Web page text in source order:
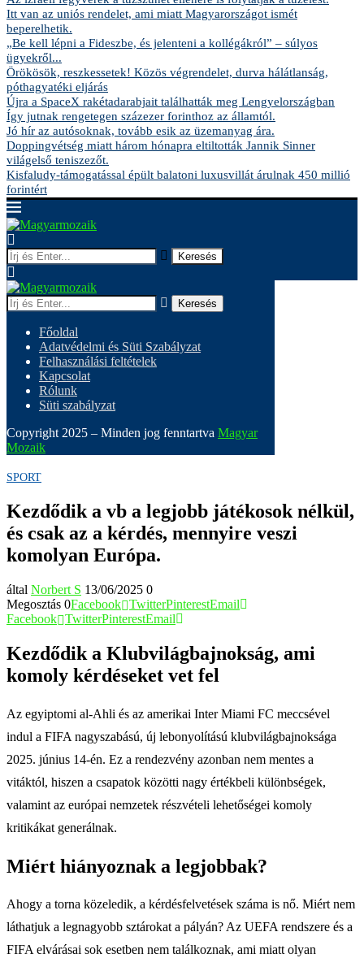
Itt van az uniós rendelet, ami miatt Magyarországot ismét
beperelhetik.
„Be kell lépni a Fideszbe, és jelenteni a kollégákról” – súlyos
ügyekről...
Örökösök, reszkessetek! Közös végrendelet, durva hálátlanság,
póthagyatéki eljárás
Újra a SpaceX rakétadarabjait találhatták meg Lengyelországban
Így jutnak rengetegen százezer forinthoz az államtól.
Jó hír az autósoknak, tovább esik az üzemanyag ára.
Doppingvétség miatt három hónapra eltiltották Jannik Sinner
világelső teniszezőt.
Kisfaludy-támogatással épült balatoni luxusvillát árulnak 450 millió
forintért
Keresés
Keresés
Főoldal
Adatvédelmi és Süti Szabályzat
Felhasználási feltételek
Kapcsolat
Rólunk
Süti szabályzat
Copyright 2025 – Minden jog fenntartva Magyar
Mozaik
SPORT
Kezdődik a vb a legjobb játékosok nélkül,
és csak az a kérdés, mennyire veszi
komolyan Európa.
által Norbert S 13/06/2025 0
Megosztás 0Facebook TwitterPinterestEmail
Facebook TwitterPinterestEmail
Kezdődik a Klubvilágbajnokság, ami
komoly kérdéseket vet fel
Az egyiptomi al-Ahli és az amerikai Inter Miami FC meccsével
indul a FIFA nagyszabású, új lebonyolítású klubvilágbajnoksága
2025. június 14-én. Ez a rendezvény azonban nem mentes a
vitáktól, hiszen a csapatok közötti nagy értékbeli különbségek,
valamint az európai nemzetek részvételi lehetőségei komoly
kritikákat generálnak.
Miért hiányoznak a legjobbak?
Ahogy a torna közeledik, a kérdésfelvetések száma is nő. Miért nem
láthatjuk a legnagyobb sztárokat a pályán? Az UEFA rendszere és a
FIFA elvárásai sok esetben nem találkoznak, ami miatt olyan